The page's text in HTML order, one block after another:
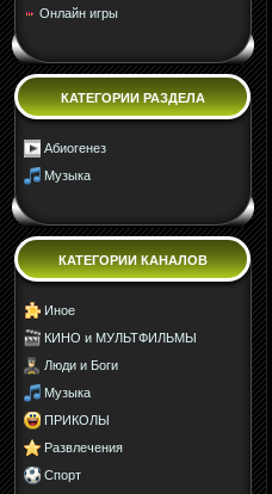
Онлайн игры
КАТЕГОРИИ РАЗДЕЛА
Абиогенез
Музыка
КАТЕГОРИИ КАНАЛОВ
Иное
КИНО и МУЛЬТФИЛЬМЫ
Люди и Боги
Музыка
ПРИКОЛЫ
Развлечения
Спорт